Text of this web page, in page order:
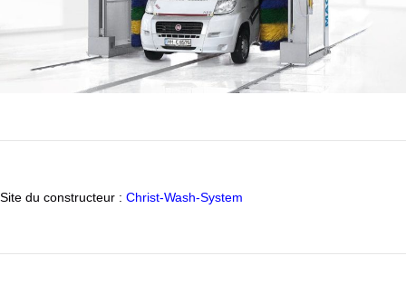
Site du constructeur : Christ-Wash-System